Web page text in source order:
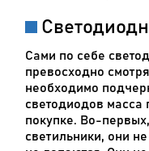
Сами по себе
превосходно
необходимо
светодиодов
покупке. Во-
светильники, они